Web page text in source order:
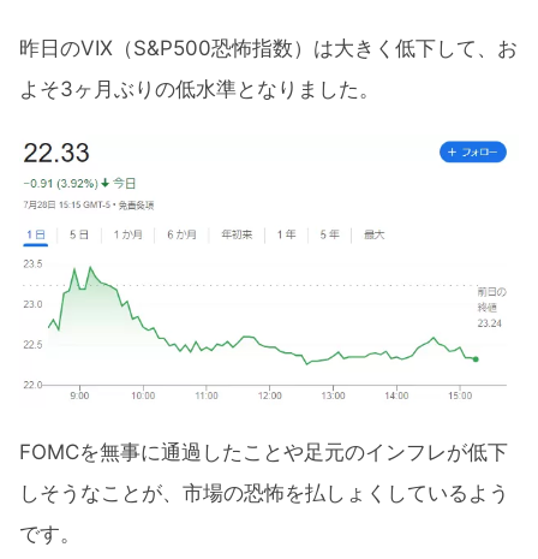
昨日のVIX（S&P500恐怖指数）は大きく低下して、お
よそ3ヶ月ぶりの低水準となりました。
FOMCを無事に通過したことや足元のインフレが低下
しそうなことが、市場の恐怖を払しょくしているよう
です。